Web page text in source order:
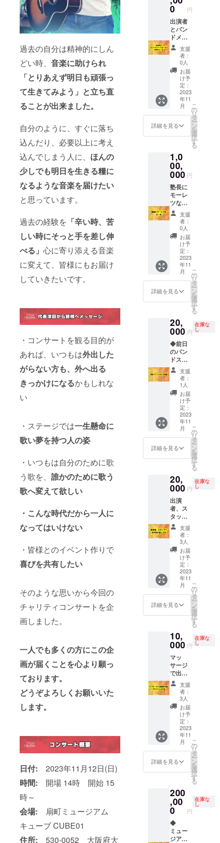
過去の自分は精神的にしん
どい時、 音楽に助けられ
「とりあえず明日も頑張っ
て生きてみよう」と立ち直
ることが出来ました。
自分のように、すぐに落ち
込んだり、必要以上に考え
込んでしまう人に、 ほんの
少しでも明日を生きる糧に
なるような音楽を届けたい
と思っています。
過去の経験を 「辛い時、苦
しい時にそっと手を差し伸
べる」 心に寄り添える音楽
に変えて、皆様にもお届け
していきたいです。
・コンサートを観る目的が
あれば、いつもは外出した
がらない方も、外へ出る
きっかけになるかもしれな
い
・ステージでは一生懸命に
歌い夢を持つ人の姿
・いつもは自分のために歌
う歌を、 誰かのために歌う
歌へ変えて欲しい
・こんな時代だから一人に
なってはいけない
・皆様とのイベント作りで
喜びを共有したい
そのような思いから今回の
チャリティコンサートを企
画しました。
一人でも多くの方にこの企
画が届くことを心より願っ
ております。
どうぞよろしくお願いいた
します。
日付: 2023年11月12日(日)
時間: 開場 14時 開始 15
時～
会場: 扇町ミュージアム
キューブ CUBE01
住所: 530-0052 大阪府大
でお掃
除いた
します
朝7時か
ら約1時
間の予
定 雨天
中止 中
止の場
合はこ
のクラ
ウド
ファン
ディン
動報告
にてお
ます
当日の
リハー
サルを
ご見学
いただ
けます
集合時
刻は
8:30時
頃の予
定 ※多
少前後
する場
合があ
す。 詳
しくは
へ別途
メール
にてご
連絡差
し上げ
ます
来ます
18歳以
下の同
伴は無
料です
(要入場
券) ～～
～～～
～～～
～～～
前売り
券お申
込みの
際は、
※備考欄
に ・ご
購入者
様のお
18歳以
下の同
伴の有
無 有
り 人
数 無し
ご記入
くださ
い ～～
～～～
～～～
～～～
当日受
付に
て、ご
購入者
様のお
名前を
お伝え
くださ
分の入
場券を
お渡し
いたし
ます 全
席指定
です ★
スター
ジで歌
おう!
フィ
ナーレ
の全員
の歌に
参加す
る みん
なで歌
ご参加
いただ
けます
事前に
メール
にて曲
データ
と歌詞
をお送
りいた
します
★DVD
コン
サート
当日の
ステー
ジを収
発送は
2024年
予定
0 円
出演者
とバン
ドメン
バーに
エール
+お礼の
メール!!
★12名
の出演
者とバ
ンドメ
ンバー
に声援
を送る
リター
ンです
どの出
演者様
が初の
大舞台
その日
に向け
て一生
懸命、
練習に
励んで
います!
そして
普段、
超有名
人バッ
クバン
ドにご
参加の
ミュー
ジシャ
方々
が、塾
長 津田
勇気の
思いに
共感く
ださ
り、ご
出演い
ただく
ことと
なりま
した 出
演者と
バンド
メン
バーを
いる方
のエー
ルお待
ちして
おりま
す!! 頂
いた
エール
は当日
に必要
な費用
に充て
させて
いただ
きます
(残金は
北区福
礼の
メール
りいた
します
11/12
チャリ
ティー
コン
サート
終了後
に、代
表 津田
勇気よ
りお礼
ルをお
送りい
考欄へ
お名前
をお願
いいた
します
支援
者：
0人
お届
け予
定：
2023
年11
月
詳細を見る
こ
の
リ
タ
ー
ン
を
選
択
す
る
1,0
00,
000 円
塾長に
モーレ
ツな
エール!!
塾長 津
田勇気
を全力
で応援
しませ
んか?
今回の
プロ
ジェク
トの成
功への
大きな
ります!!
塾長を
愛して
やまな
い方の
ご支
援、お
待ちし
ており
ます♪ ※
後日
「お礼
のメー
ル」を
お送り
させて
いただ
名前
(ニック
ネーム
可) ご記
入くだ
さいま
せ
支援
者：
0人
お届
け予
定：
2023
年11
月
詳細を見る
こ
の
リ
タ
ー
ン
を
選
択
す
る
20,
000 円
在庫な
し
◆前日
のバン
ドスタ
ジオ練
習◆ バ
ンドの
メン
バー様
の前日
リハー
サル費
用に充
てさせ
ていた
だきま
す。 メ
様には
前もっ
て、全
25曲を
覚えて
頂き、
コン
サート
前日が
全員
揃って
の音合
わせと
なりま
す。
チャリ
ティー
の鍵と
もな
る、こ
の前日
リハー
サルど
うぞご
支援お
願いい
たしま
す!! ※お
礼メー
ル（リ
ハの報
告含
む）を
送りま
前をお
願いい
たしま
す
支援
者：
1人
お届
け予
定：
2023
年11
月
詳細を見る
こ
の
リ
タ
ー
ン
を
選
択
す
る
20,
000 円
在庫な
し
出演
者、ス
タッフ
へお弁
当を差
し入れ
◆いた
だいた
支援金
で、美
味しい
デリバ
リーの
お弁当
を、出
演者、
フに差
し入れ
いたし
ます 後
日「お
礼の
メー
ル」を
お送り
いたし
ます ※
備考欄
に ◆お
名前
(ニック
ネーム
可) ◆応
ご記入
くださ
い お名
前と
メッ
セージ
を出演
支援
者：
3人
お届
け予
定：
2023
年11
月
詳細を見る
こ
の
リ
タ
ー
ン
を
選
択
す
る
10,
000 円
在庫な
し
マッ
サージ
で出演
者の体
をリ
ラック
スさせ
ただい
た支援
金で出
演者に
本番前
マッ
サージ
を受
フォー
マンス
を最大
限にあ
げてス
テージ
に上
支援
者：
3人
お届
け予
定：
2023
年11
月
詳細を見る
こ
の
リ
タ
ー
ン
を
選
択
す
る
200
,00
0 円
在庫な
し
◆
ミュー
ジアム